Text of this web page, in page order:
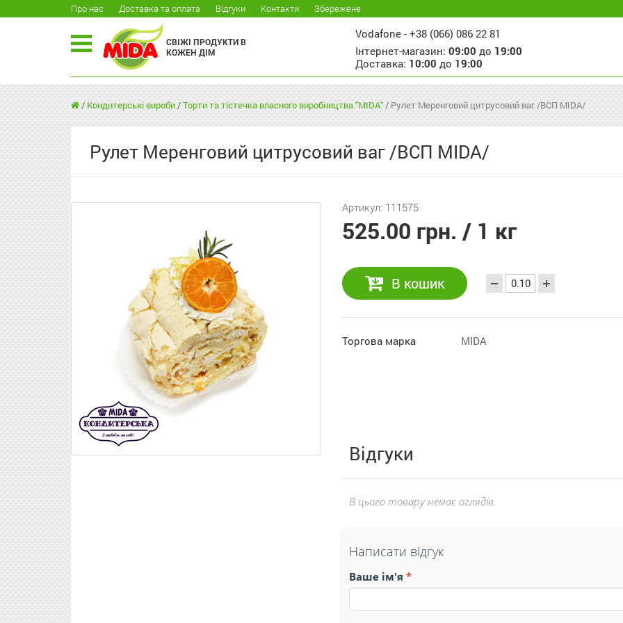
Про нас Доставка та оплата Відгуки Контакти Збережене
СВІЖІ ПРОДУКТИ В
КОЖЕН ДІМ
Vodafone - +38 (066) 086 22 81
Інтернет-магазин: 09:00 до 19:00
Доставка: 10:00 до 19:00
/ Кондитерські вироби/Торти та тістечка власного виробництва "MIDA"/ Рулет Меренговий цитрусовий ваг /ВСП MIDA/
Рулет Меренговий цитрусовий ваг /ВСП MIDA/
Артикул: 111575
525.00 грн. / 1 кг
В кошик
Торгова марка MIDA
Відгуки
В цього товару немає оглядів.
Написати відгук
Ваше ім'я